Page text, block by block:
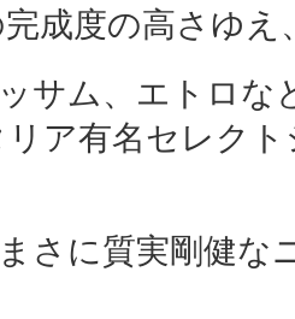
成度の高さゆ
サム、エトロな
ア有名セレク
さに質実剛健な